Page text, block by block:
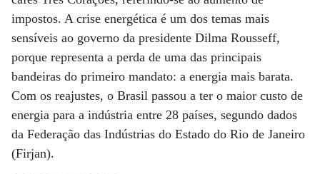
impostos. A crise energética é um dos temas mais
sensíveis ao governo da presidente Dilma Rousseff,
porque representa a perda de uma das principais
bandeiras do primeiro mandato: a energia mais barata.
Com os reajustes, o Brasil passou a ter o maior custo de
energia para a indústria entre 28 países, segundo dados
da Federação das Indústrias do Estado do Rio de Janeiro
(Firjan).